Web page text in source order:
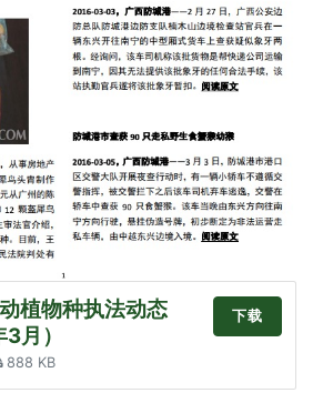
植物种执法动态
月）
888 KB
下载